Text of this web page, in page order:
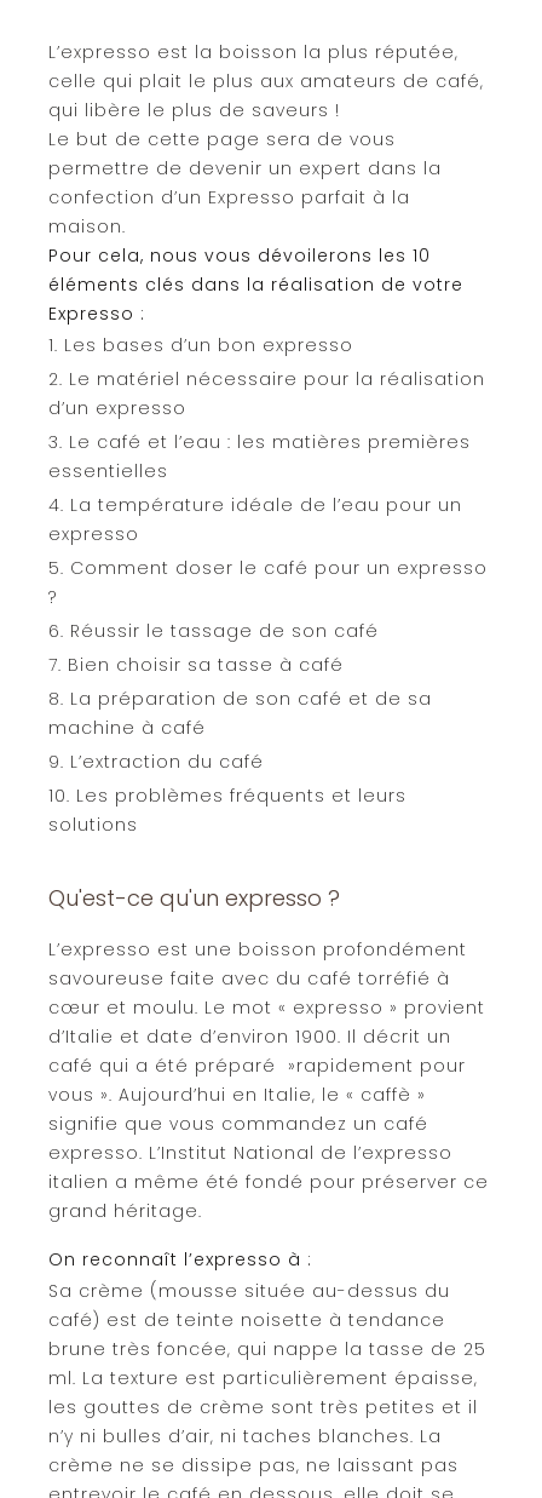
L’expresso est la boisson la plus réputée,
celle qui plait le plus aux amateurs de café,
qui libère le plus de saveurs !
Le but de cette page sera de vous
permettre de devenir un expert dans la
confection d’un Expresso parfait à la
maison.
Pour cela, nous vous dévoilerons les 10
éléments clés dans la réalisation de votre
Expresso :
Les bases d’un bon expresso
Le matériel nécessaire pour la réalisation
d’un expresso
Le café et l’eau : les matières premières
essentielles
La température idéale de l’eau pour un
expresso
Comment doser le café pour un expresso
?
Réussir le tassage de son café
Bien choisir sa tasse à café
La préparation de son café et de sa
machine à café
L’extraction du café
Les problèmes fréquents et leurs
solutions
Qu'est-ce qu'un expresso ?
L’expresso est une boisson profondément
savoureuse faite avec du café torréfié à
cœur et moulu. Le mot « expresso » provient
d’Italie et date d’environ 1900. Il décrit un
café qui a été préparé »rapidement pour
vous ». Aujourd’hui en Italie, le « caffè »
signifie que vous commandez un café
expresso. L’Institut National de l’expresso
italien a même été fondé pour préserver ce
grand héritage.
On reconnaît l’expresso à :
Sa crème (mousse située au-dessus du
café) est de teinte noisette à tendance
brune très foncée, qui nappe la tasse de 25
ml. La texture est particulièrement épaisse,
les gouttes de crème sont très petites et il
n’y ni bulles d’air, ni taches blanches. La
crème ne se dissipe pas, ne laissant pas